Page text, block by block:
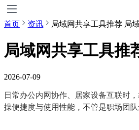
首页 资讯 局域网共享工具推荐 局
局域网共享工具推
2026-07-09
日常办公内网协作、居家设备互联时
操便捷度与使用性能，不管是职场团